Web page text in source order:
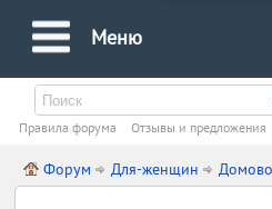
Меню
Правила форума Oтзывы и предложения
Форум Для-женщин